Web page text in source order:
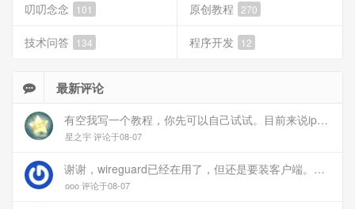
叨叨念念 101 原创教程 270
技术问答 134 程序开发 12
最新评论
有空我写一个教程，你先可以自己试试。目前来说ipv6应该没问题的。
星之宇 评论于08-07
谢谢，wireguard已经在用了，但还是要装客户端。您这个方案连客户端都免了
ooo 评论于08-07